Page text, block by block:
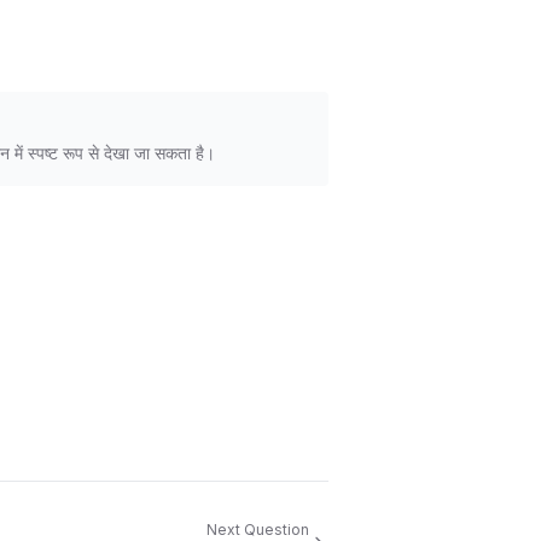
में स्पष्ट रूप से देखा जा सकता है।
Next Question